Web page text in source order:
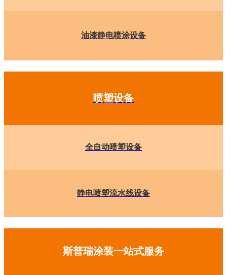
油漆静电喷涂设备
喷塑设备
全自动喷塑设备
静电喷塑流水线设备
斯普瑞涂装一站式服务